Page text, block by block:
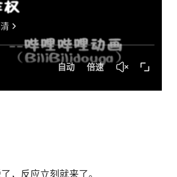
，反应立刻就来了。